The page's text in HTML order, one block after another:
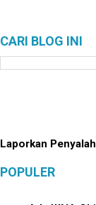
CARI BLOG INI
Laporkan
POPULER